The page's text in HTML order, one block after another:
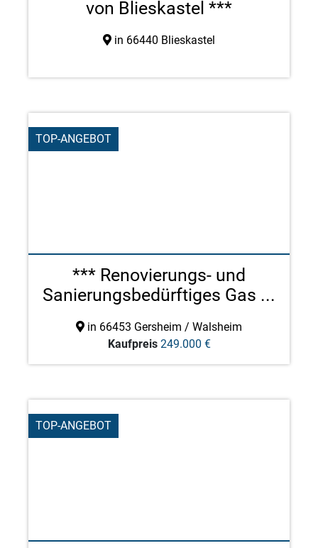
von Blieskastel ***
in 66440 Blieskastel
TOP-ANGEBOT
*** Renovierungs- und
Sanierungsbedürftiges Gas ...
in 66453 Gersheim / Walsheim
Kaufpreis 249.000 €
TOP-ANGEBOT